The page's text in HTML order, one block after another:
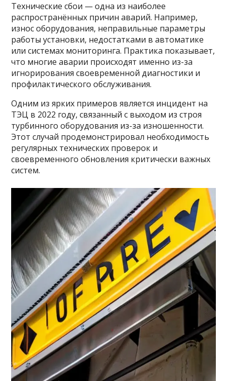
Технические сбои — одна из наиболее
распространённых причин аварий. Например,
износ оборудования, неправильные параметры
работы установки, недостатками в автоматике
или системах мониторинга. Практика показывает,
что многие аварии происходят именно из-за
игнорирования своевременной диагностики и
профилактического обслуживания.
Одним из ярких примеров является инцидент на
ТЭЦ в 2022 году, связанный с выходом из строя
турбинного оборудования из-за изношенности.
Этот случай продемонстрировал необходимость
регулярных технических проверок и
своевременного обновления критически важных
систем.